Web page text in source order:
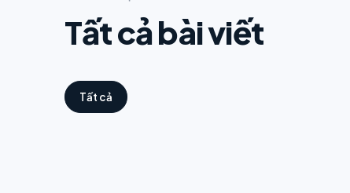
Tất cả bài viết
Tất cả